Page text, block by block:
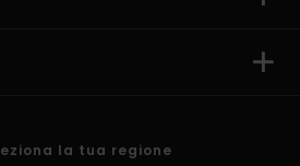
la tua regione